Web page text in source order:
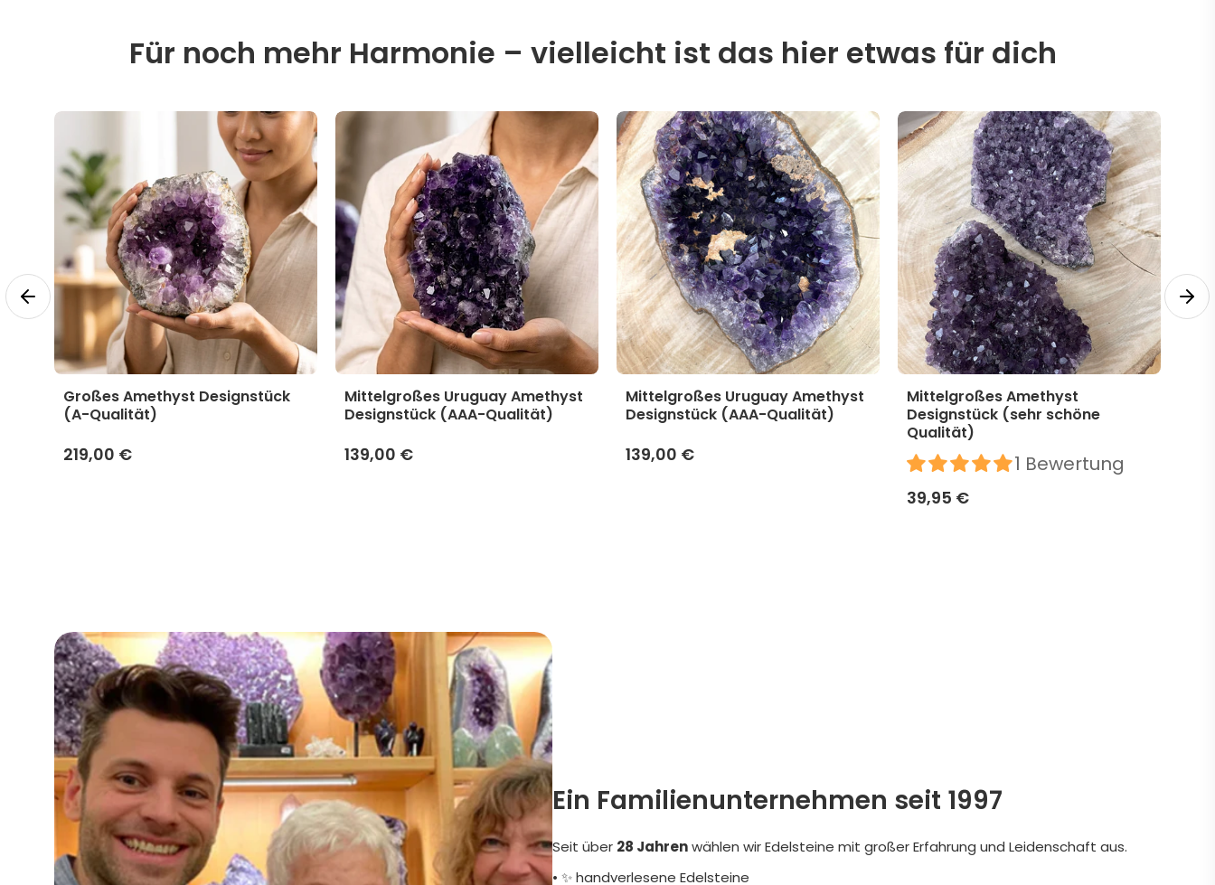
Für noch mehr Harmonie – vielleicht ist das hier etwas für dich
Großes Amethyst Designstück
(A-Qualität)
219,00 €
Mittelgroßes Uruguay Amethyst
Designstück (AAA-Qualität)
139,00 €
Mittelgroßes Uruguay Amethyst
Designstück (AAA-Qualität)
139,00 €
Mittelgroßes Amethyst
Designstück (sehr schöne
Qualität)
1 Bewertung
39,95 €
Ein Familienunternehmen seit 1997
Seit über 28 Jahrenwählen wir Edelsteine mit großer Erfahrung und Leidenschaft aus.
• ✨ handverlesene Edelsteine